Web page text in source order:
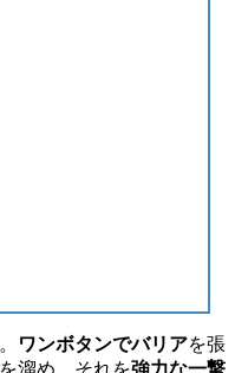
ワンボタンでバリアを張
溜め、それを強力な一撃